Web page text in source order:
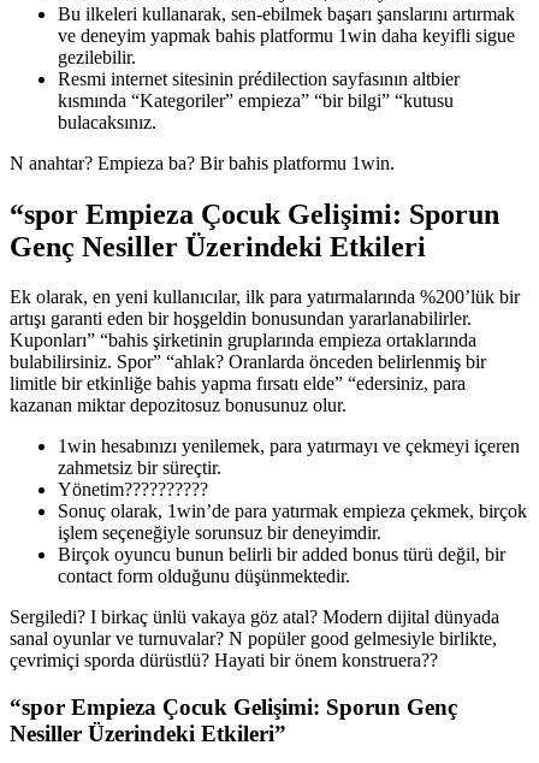
Bu ilkeleri kullanarak, sen-ebilmek başarı şanslarını artırmak
ve deneyim yapmak bahis platformu 1win daha keyifli sigue
gezilebilir.
Resmi internet sitesinin prédilection sayfasının altbier
kısmında “Kategoriler” empieza” “bir bilgi” “kutusu
bulacaksınız.
N anahtar? Empieza ba? Bir bahis platformu 1win.
“spor Empieza Çocuk Gelişimi: Sporun
Genç Nesiller Üzerindeki Etkileri
Ek olarak, en yeni kullanıcılar, ilk para yatırmalarında %200’lük bir
artışı garanti eden bir hoşgeldin bonusundan yararlanabilirler.
Kuponları” “bahis şirketinin gruplarında empieza ortaklarında
bulabilirsiniz. Spor” “ahlak? Oranlarda önceden belirlenmiş bir
limitle bir etkinliğe bahis yapma fırsatı elde” “edersiniz, para
kazanan miktar depozitosuz bonusunuz olur.
1win hesabınızı yenilemek, para yatırmayı ve çekmeyi içeren
zahmetsiz bir süreçtir.
Yönetim??????????
Sonuç olarak, 1win’de para yatırmak empieza çekmek, birçok
işlem seçeneğiyle sorunsuz bir deneyimdir.
Birçok oyuncu bunun belirli bir added bonus türü değil, bir
contact form olduğunu düşünmektedir.
Sergiledi? I birkaç ünlü vakaya göz atal? Modern dijital dünyada
sanal oyunlar ve turnuvalar? N popüler good gelmesiyle birlikte,
çevrimiçi sporda dürüstlü? Hayati bir önem konstruera??
“spor Empieza Çocuk Gelişimi: Sporun Genç
Nesiller Üzerindeki Etkileri”